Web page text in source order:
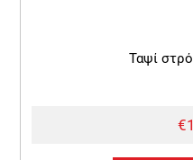
Ταψί